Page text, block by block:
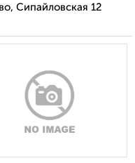
Сипайловская 12